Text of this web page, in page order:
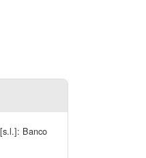
Banco